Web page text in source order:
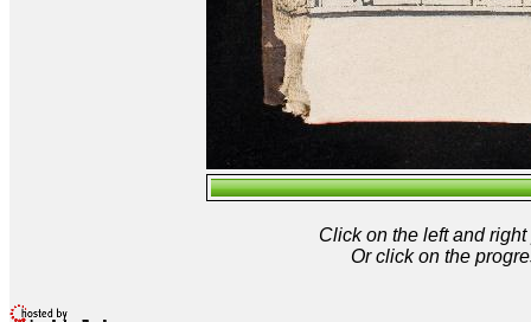
Click on the left and
Or click on the